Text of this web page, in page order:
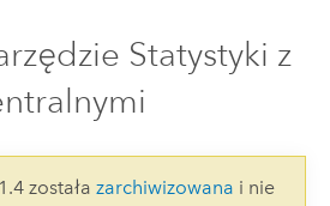
Statystyki z
została zarchiwizowana i nie